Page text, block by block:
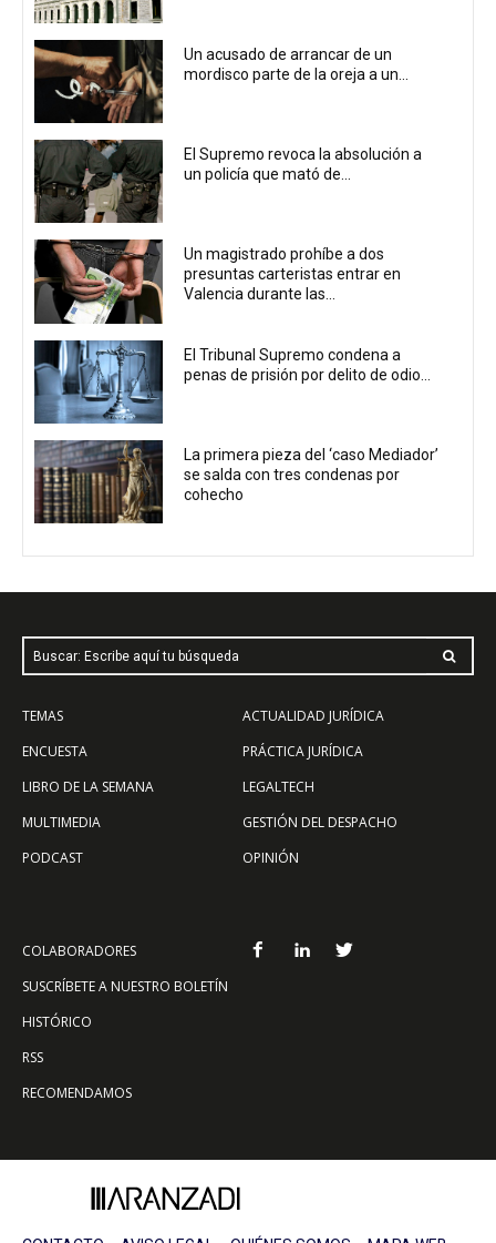
Un acusado de arrancar de un
mordisco parte de la oreja a un...
El Supremo revoca la absolución a
un policía que mató de...
Un magistrado prohíbe a dos
presuntas carteristas entrar en
Valencia durante las...
El Tribunal Supremo condena a
penas de prisión por delito de odio...
La primera pieza del ‘caso Mediador’
se salda con tres condenas por
cohecho
Buscar: Escribe aquí tu búsqueda
TEMAS
ENCUESTA
LIBRO DE LA SEMANA
MULTIMEDIA
PODCAST
ACTUALIDAD JURÍDICA
PRÁCTICA JURÍDICA
LEGALTECH
GESTIÓN DEL DESPACHO
OPINIÓN
COLABORADORES
SUSCRÍBETE A NUESTRO BOLETÍN
HISTÓRICO
RSS
RECOMENDAMOS